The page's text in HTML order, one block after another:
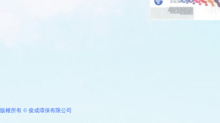
版權所有 © 俊成環保有限公司